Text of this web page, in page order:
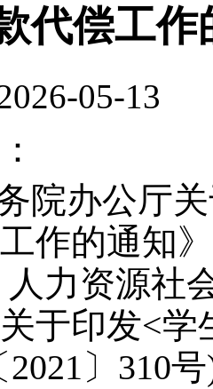
代偿工作
05-13
院办公厅
作的通知
力资源社
于印发<
〕310